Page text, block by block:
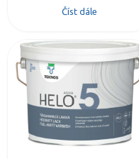
SOLANA WAX – ochranný
Číst dále